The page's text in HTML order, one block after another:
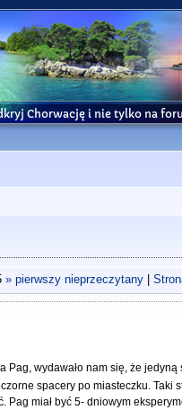
Chorwację i nie tylko na
» pierwszy nieprzeczytany|
wydawało nam się, że
spacery po miasteczku. Taki
miał być 5- dniowym